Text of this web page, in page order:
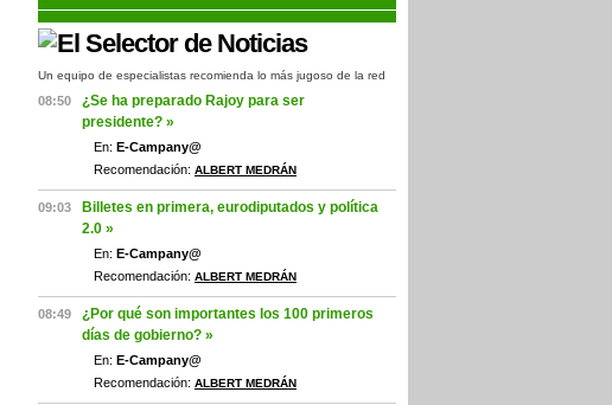
Un equipo de especialistas recomienda lo más jugoso de la red
08:50
¿Se ha preparado Rajoy para ser
presidente? »
En: E-Campany@
Recomendación: ALBERT MEDRÁN
09:03
Billetes en primera, eurodiputados y política
2.0 »
En: E-Campany@
Recomendación: ALBERT MEDRÁN
08:49
¿Por qué son importantes los 100 primeros
días de gobierno? »
En: E-Campany@
Recomendación: ALBERT MEDRÁN